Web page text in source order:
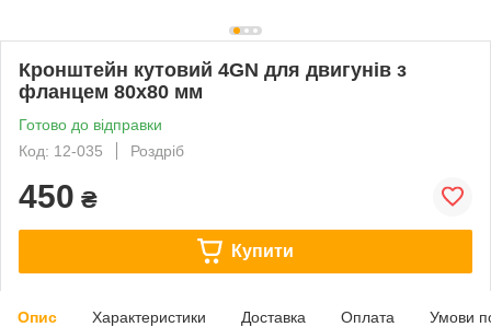
Кронштейн кутовий 4GN для двигунів з
фланцем 80х80 мм
Готово до відправки
Код: 12-035
Роздріб
450 ₴
Купити
Опис Характеристики Доставка Оплата Умови